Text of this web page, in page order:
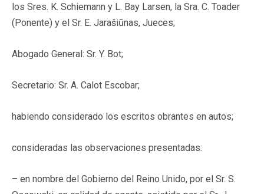
los Sres. K. Schiemann y L. Bay Larsen, la Sra. C. Toader
(Ponente) y el Sr. E. Jarašiūnas, Jueces;
Abogado General: Sr. Y. Bot;
Secretario: Sr. A. Calot Escobar;
habiendo considerado los escritos obrantes en autos;
consideradas las observaciones presentadas:
– en nombre del Gobierno del Reino Unido, por el Sr. S.